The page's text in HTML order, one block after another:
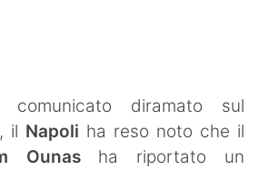
comunicato diramato sul
il Napoli ha reso noto che il
Ounasha riportato un